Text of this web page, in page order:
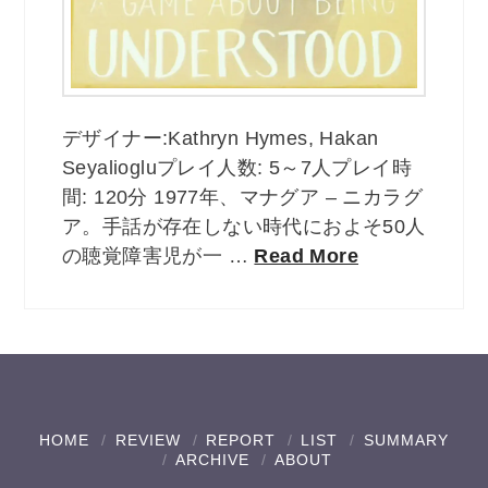
デザイナー:Kathryn Hymes, Hakan
Seyaliogluプレイ人数: 5～7人プレイ時
間: 120分 1977年、マナグア – ニカラグ
ア。手話が存在しない時代におよそ50人
の聴覚障害児が一 … Read More
HOME REVIEW REPORT LIST
SUMMARY
ARCHIVE
ABOUT